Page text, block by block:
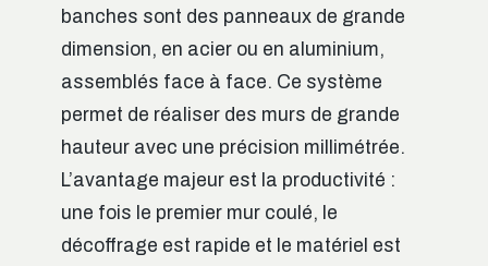
banches sont des panneaux de grande
dimension, en acier ou en aluminium,
assemblés face à face. Ce système
permet de réaliser des murs de grande
hauteur avec une précision millimétrée.
L’avantage majeur est la productivité :
une fois le premier mur coulé, le
décoffrage est rapide et le matériel est